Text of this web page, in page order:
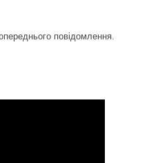
повідомлення.